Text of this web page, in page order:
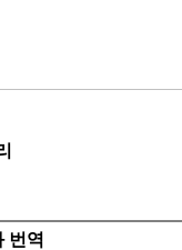
번역